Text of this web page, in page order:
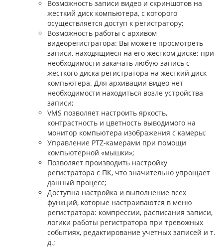
Возможность записи видео и скриншотов на
жесткий диск компьютера, с которого
осуществляется доступ к регистратору;
Возможность работы с архивом
видеорегистратора: Вы можете просмотреть
записи, находящиеся на его жестком диске; при
необходимости закачать любую запись с
жесткого диска регистратора на жесткий диск
компьютера. Для архивации видео нет
необходимости находиться возле устройства
записи;
VMS позволяет настроить яркость,
контрастность и цветность выводимого на
монитор компьютера изображения с камеры;
Управление PTZ-камерами при помощи
компьютерной «мышки»;
Позволяет производить настройку
регистратора с ПК, что значительно упрощает
данный процесс;
Доступна настройка и выполнение всех
функций, которые настраиваются в меню
регистратора: компрессии, расписания записи,
логики работы регистратора при тревожных
событиях, редактирование учетных записей и т.
д.;